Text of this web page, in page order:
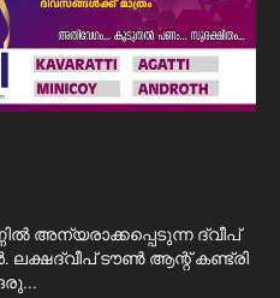
അന്യരാക്കപ്പെടുന്ന ദ്വീപ്
ലക്ഷദ്വീപ് ടൗൺ ആന്റ് കണ്ട്രി